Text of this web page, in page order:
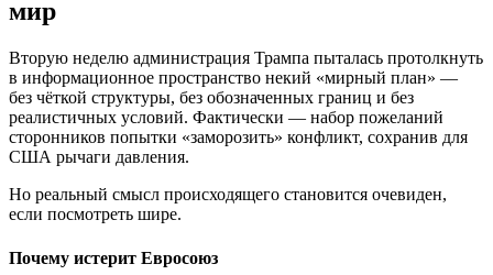
мир
Вторую неделю администрация Трампа пыталась протолкнуть
в информационное пространство некий «мирный план» —
без чёткой структуры, без обозначенных границ и без
реалистичных условий. Фактически — набор пожеланий
сторонников попытки «заморозить» конфликт, сохранив для
США рычаги давления.
Но реальный смысл происходящего становится очевиден,
если посмотреть шире.
Почему истерит Евросоюз